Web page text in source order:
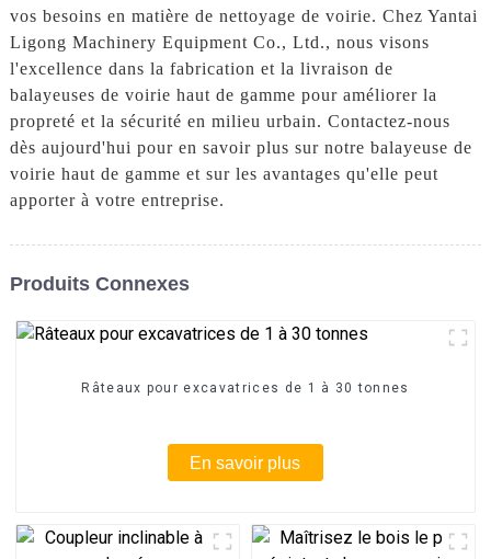
vos besoins en matière de nettoyage de voirie. Chez Yantai
Ligong Machinery Equipment Co., Ltd., nous visons
l'excellence dans la fabrication et la livraison de
balayeuses de voirie haut de gamme pour améliorer la
propreté et la sécurité en milieu urbain. Contactez-nous
dès aujourd'hui pour en savoir plus sur notre balayeuse de
voirie haut de gamme et sur les avantages qu'elle peut
apporter à votre entreprise.
Produits Connexes
Râteaux pour excavatrices de 1 à 30 tonnes
En savoir plus